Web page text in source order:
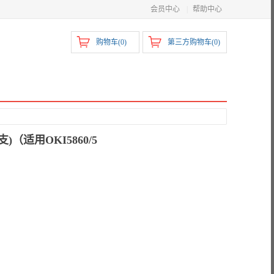
会员中心 帮助中心
第三方购物车(0)
购物车(0)
)（适用OKI5860/5